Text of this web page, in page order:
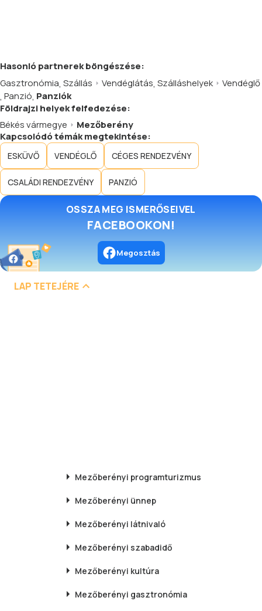
Hasonló partnerekböngészése:
Gasztronómia, Szállás Vendéglátás, Szálláshelyek Vendéglő
, Panzió, Panziók
Földrajzi helyek felfedezése:
Békés vármegye
Mezőberény
Kapcsolódó témák megtekintése:
ESKÜVŐ VENDÉGLŐ CÉGES RENDEZVÉNY
CSALÁDI RENDEZVÉNY PANZIÓ
OSSZA MEG ISMERŐSEIVEL
FACEBOOKON!
Megosztás
LAP TETEJÉRE
Mezőberényi programturizmus
Mezőberényi ünnep
Mezőberényi látnivaló
Mezőberényi szabadidő
Mezőberényi kultúra
Mezőberényi gasztronómia